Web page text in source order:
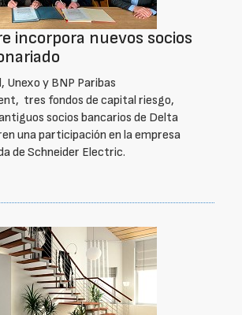
incorpora nuevos socios
Unexo y BNP Paribas
tres fondos de capital riesgo,
socios bancarios de Delta
una participación en la empresa
de Schneider Electric.